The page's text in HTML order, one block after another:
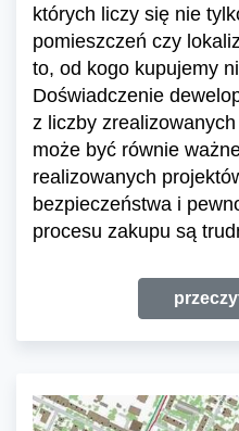
których liczy się nie
pomieszczeń czy
to, od kogo kupujemy
Doświadczenie
z liczby
może być równie
realizowanych
bezpieczeństwa i
procesu zakupu są